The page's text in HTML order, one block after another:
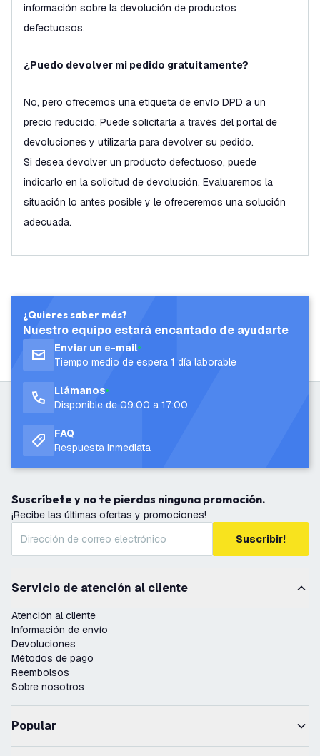
información sobre la devolución de productos
defectuosos.
¿Puedo devolver mi pedido gratuitamente?
No, pero ofrecemos una etiqueta de envío DPD a un
precio reducido. Puede solicitarla a través del portal de
devoluciones y utilizarla para devolver su pedido.
Si desea devolver un producto defectuoso, puede
indicarlo en la solicitud de devolución. Evaluaremos la
situación lo antes posible y le ofreceremos una solución
adecuada.
¿Quieres saber más?
Nuestro equipo estará encantado de ayudarte
Enviar un e-mail
Tiempo medio de espera 1 día laborable
Llámanos
Disponible de 09:00 a 17:00
FAQ
Respuesta inmediata
Suscríbete y no te pierdas ninguna promoción.
¡Recibe las últimas ofertas y promociones!
Suscribir!
Servicio de atención al cliente
Atención al cliente
Información de envío
Devoluciones
Métodos de pago
Reembolsos
Sobre nosotros
Popular